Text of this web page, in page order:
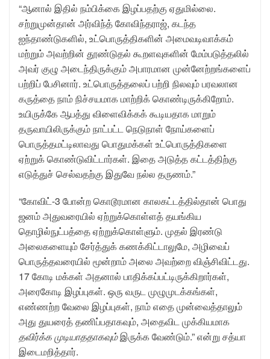
“ஆனால் இதில் நம்பிக்கை இழப்பதற்கு ஏதுமில்லை.
சற்றுமுன்தான் அர்விந்த் கோவிந்தராஜ், கடந்த
ஐந்தாண்டுகளில், உட்பொருத்திகளின் அமைவடிவாக்கம்
மற்றும் அவற்றின் தூண்டுதல் கூறளவுகளின் மேம்படுத்தலில்
அவர் குழு அடைந்திருக்கும் அபாரமான முன்னேற்றங்களைப்
பற்றிப் பேசினார். உட்பொருத்தலைப் பற்றி நிலவும் பரவலான
கருத்தை நாம் நிச்சயமாக மாற்றிக் கொண்டிருக்கிறோம்.
உயிருக்கே ஆபத்து விளைவிக்கக் கூடியதாக மாறும்
தருவாயிலிருக்கும் நாட்பட்ட நெடுநாள் நோய்களைப்
பொருத்தமட்டிலாவது பொதுமக்கள் உட்பொருத்திகளை
ஏற்றுக் கொண்டுவிட்டார்கள். இதை அடுத்த கட்டத்திற்கு
எடுத்துச் செல்வதற்கு இதுவே நல்ல தருணம்.”
“கோவிட்-3 போன்ற கொடூரமான காலகட்டத்தில்தான் பொது
ஜனம் அதுவரையில் ஏற்றுக்கொள்ளத் தயங்கிய
தொழில்நுட்பத்தை ஏற்றுக்கொள்ளும். முதல் இரண்டு
அலைகளையும் சேர்த்துக் கணக்கிட்டாலுமே, அழிவைப்
பொருத்தவரையில் மூன்றாம் அலை அவற்றை விஞ்சிவிட்டது.
17 கோடி மக்கள் அதனால் பாதிக்கப்பட்டிருக்கிறார்கள்,
அரைகோடி இழப்புகள். ஒரு வருட முழுமுடக்கங்கள்,
எண்ணற்ற வேலை இழப்புகள், நாம் எதை முன்வைத்தாலும்
அது துயரைத் தணிப்பதாகவும், அதைவிட முக்கியமாக
தவிர்க்க முடியாததாகவும்இருக்க வேண்டும்.” என்று சத்யா
இடைமறித்தார்.